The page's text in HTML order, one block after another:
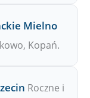
Mielno
Kopań.
Roczne i